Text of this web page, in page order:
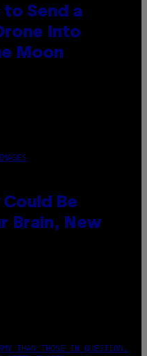
to Send a
Into
Moon
Be
Brain, New
THAN THOSE IN QUESTION.